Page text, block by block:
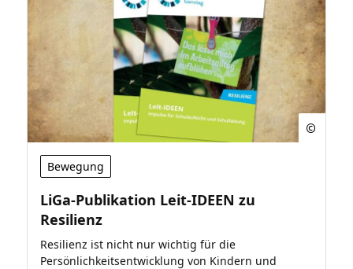
Bewegung
LiGa-Publikation Leit-IDEEN zu
Resilienz
Resilienz ist nicht nur wichtig für die
Persönlichkeitsentwicklung von Kindern und